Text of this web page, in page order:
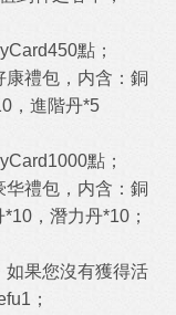
點；
禮包，内含：銅
，進階丹*5
點；
禮包，内含：銅
，潛力丹*10；
如果您沒有獲得活
；